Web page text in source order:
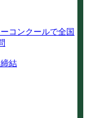
コンクールで全国
結